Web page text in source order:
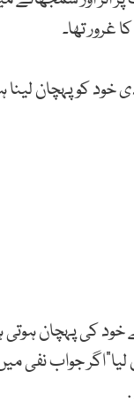
غرور تھا۔
کو پہچان
کی پہچان ہوتی
جواب